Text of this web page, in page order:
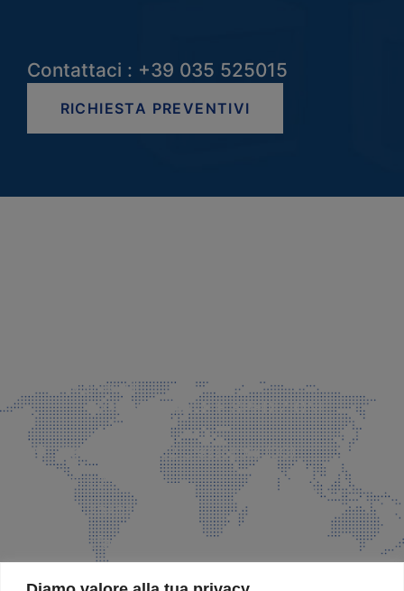
Contattaci : +39 035 525015
RICHIESTA PREVENTIVI
info@faeg.it
COMMERCIALE E SPEDIZIONI
Via Padre Elzi, 32 Grassobbio (BG)
035 525015
035 335037
info@faeg.it
SITE MAP